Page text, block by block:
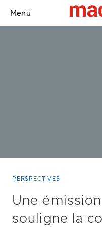
Menu
PERSPECTIVES
Une
souligne la